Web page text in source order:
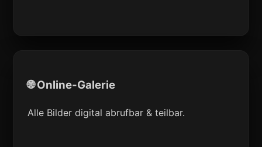
🌐 Online-Galerie
Alle Bilder digital abrufbar & teilbar.